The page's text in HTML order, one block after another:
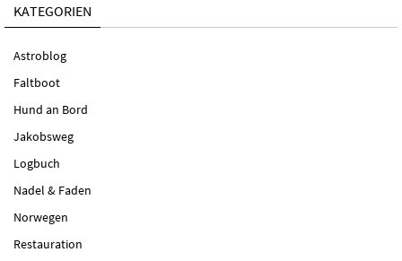
KATEGORIEN
Astroblog
Faltboot
Hund an Bord
Jakobsweg
Logbuch
Nadel & Faden
Norwegen
Restauration